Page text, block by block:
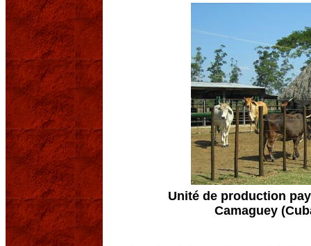
Unité de production
Camaguey